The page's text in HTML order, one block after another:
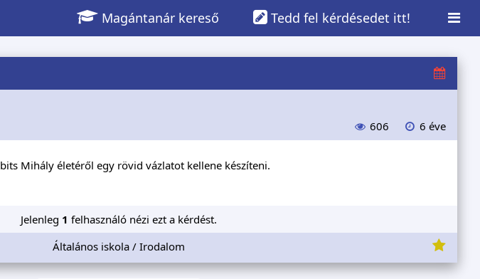
Tedd fel kérdésedet itt!
Magántanár kereső
606 6 éve
Mihály életéről egy rövid vázlatot kellene készíteni.
Jelenleg 1 felhasználó nézi ezt a kérdést.
Általános iskola / Irodalom